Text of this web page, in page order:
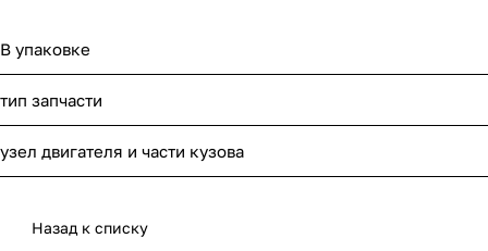
В упаковке
тип запчасти
узел двигателя и части кузова
Назад к списку